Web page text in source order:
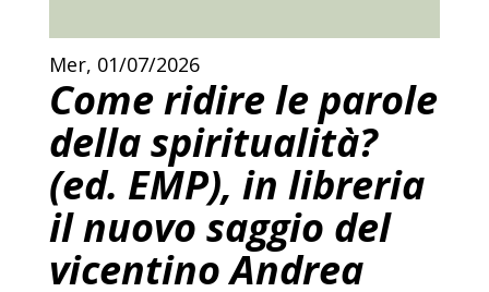
Mer, 01/07/2026
Come ridire le parole
della spiritualità?
(ed. EMP), in libreria
il nuovo saggio del
vicentino Andrea